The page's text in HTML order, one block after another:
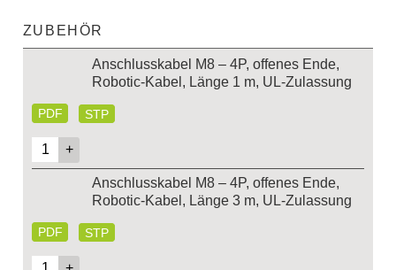
ZUBEHÖR
Anschlusskabel M8 – 4P, offenes Ende,
Robotic-Kabel, Länge 1 m, UL-Zulassung
PDF STP
Anschlusskabel M8 – 4P, offenes Ende,
Robotic-Kabel, Länge 3 m, UL-Zulassung
PDF STP